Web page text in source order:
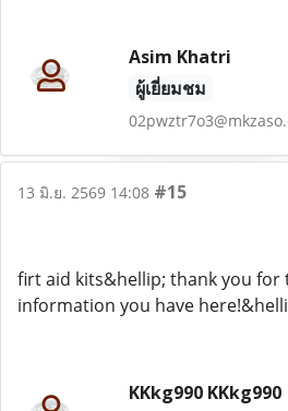
Asim Khatri
ผู้เยี่ยมชม
13 มิ.ย. 2569 14:08 #15
firt aid kits&hellip; thank you
information you have
KKkg990 KKkg990